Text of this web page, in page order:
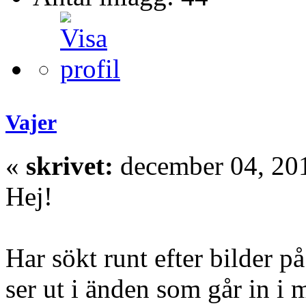
Vajer
« skrivet: december 04,
Hej!
Har sökt runt efter bilder
ser ut i änden som går in i